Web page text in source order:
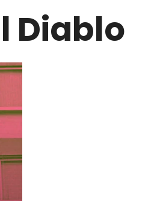
Diablo